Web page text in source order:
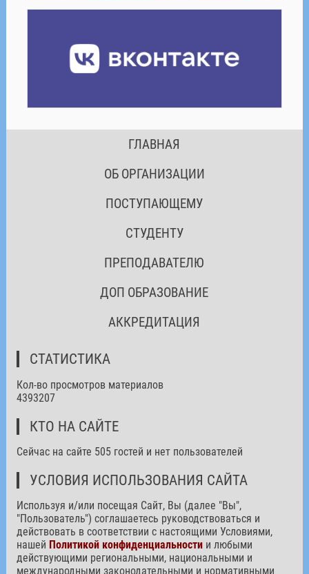
ГЛАВНАЯ
ОБ ОРГАНИЗАЦИИ
ПОСТУПАЮЩЕМУ
СТУДЕНТУ
ПРЕПОДАВАТЕЛЮ
ДОП ОБРАЗОВАНИЕ
АККРЕДИТАЦИЯ
СТАТИСТИКА
Кол-во просмотров материалов
4393207
КТО НА САЙТЕ
Сейчас на сайте 505 гостей и нет пользователей
УСЛОВИЯ ИСПОЛЬЗОВАНИЯ САЙТА
Используя и/или посещая Сайт, Вы (далее "Вы",
"Пользователь") соглашаетесь руководствоваться и
действовать в соответствии с настоящими Условиями,
нашей Политикой конфиденциальностии любыми
действующими региональными, национальными и
международными законодательными и нормативными